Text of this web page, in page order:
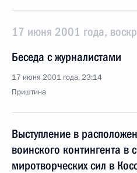
17 июня 2001 года,
Беседа с журналистами
17 июня 2001 года, 23:14
Приштина
Выступление в
воинского контингента в
миротворческих сил в